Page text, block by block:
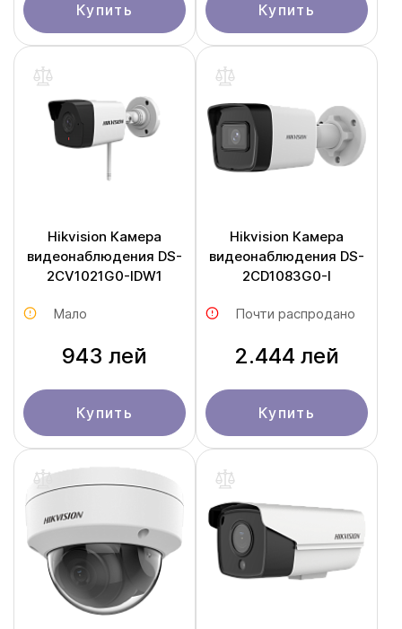
Купить Купить
Hikvision Камера
видеонаблюдения DS-
2CV1021G0-IDW1
Мало
943 лей
Купить
Hikvision Камера
видеонаблюдения DS-
2CD1083G0-I
Почти распродано
2.444 лей
Купить